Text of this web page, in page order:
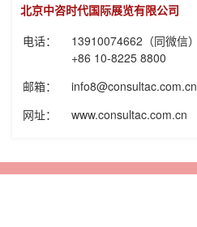
北京中咨时代国际展览有限公司
电话：
13910074662（同微信）
+86 10-8225 8800
邮箱：
info8@consultac.com.cn
网址：
www.consultac.com.cn